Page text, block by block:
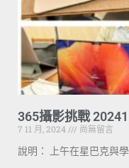
365攝影挑戰
7 11 月, 2024
尚無留言
說明： 上午在星巴克與